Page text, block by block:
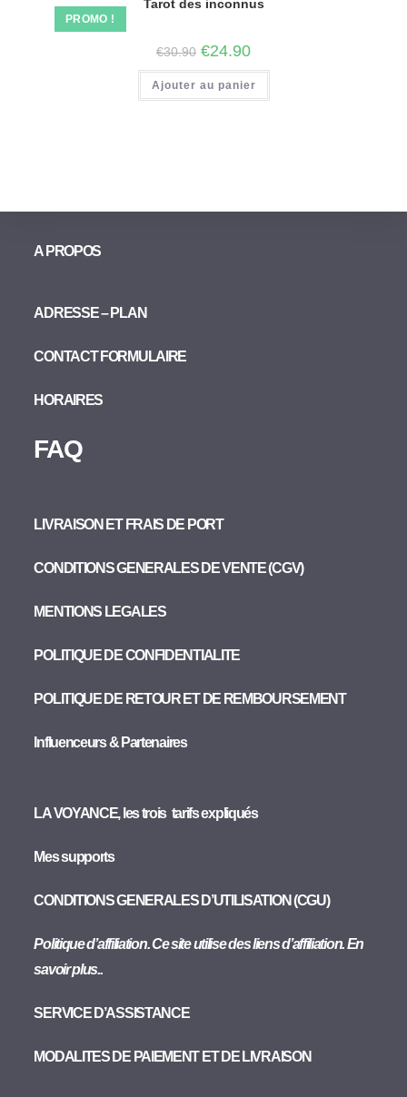
PROMO !
Tarot des inconnus
€30.90 €24.90
Ajouter au panier
A PROPOS
ADRESSE – PLAN
CONTACT FORMULAIRE
HORAIRES
FAQ
LIVRAISON ET FRAIS DE PORT
CONDITIONS GENERALES DE VENTE (CGV)
MENTIONS LEGALES
POLITIQUE DE CONFIDENTIALITE
POLITIQUE DE RETOUR ET DE REMBOURSEMENT
Influenceurs & Partenaires
LA VOYANCE, les trois tarifs expliqués
Mes supports
CONDITIONS GENERALES D’UTILISATION (CGU)
Politique d’affiliation. Ce site utilise des liens d’affiliation. En
savoir plus..
SERVICE D’ASSISTANCE
MODALITES DE PAIEMENT ET DE LIVRAISON